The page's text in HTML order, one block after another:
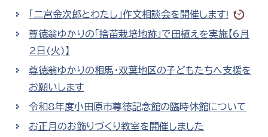
「二宮金次郎とわたし」作文相談会を開催します!
尊徳翁ゆかりの「捨苗栽培地跡」で田植えを実施【6月
2日(火)】
尊徳翁ゆかりの相馬・双葉地区の子どもたちへ支援を
お願いします
令和8年度小田原市尊徳記念館の臨時休館について
お正月のお飾りづくり教室を開催しました